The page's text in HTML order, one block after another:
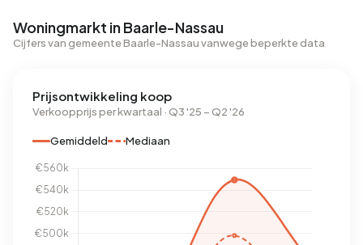
Woningmarkt in Baarle-Nassau
Cijfers van gemeente Baarle-Nassau vanwege beperkte data
Prijsontwikkeling koop
Verkoopprijs per kwartaal · Q3 '25 – Q2 '26
Gemiddeld Mediaan